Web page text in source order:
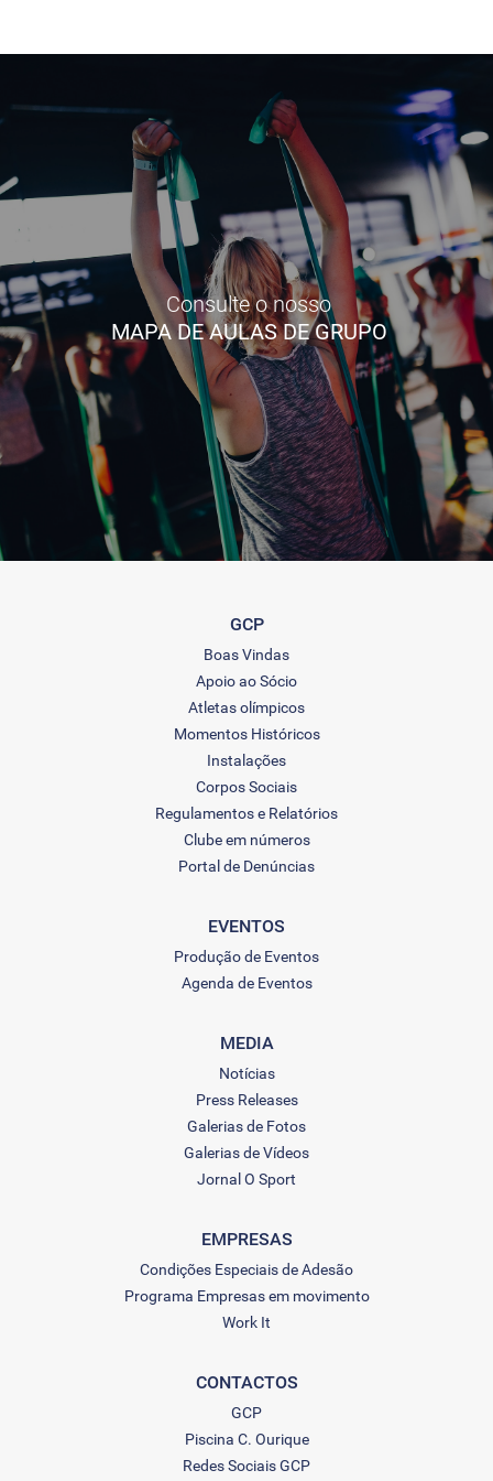
Consulte o nosso
MAPA DE AULAS DE GRUPO
GCP
Boas Vindas
Apoio ao Sócio
Atletas olímpicos
Momentos Históricos
Instalações
Corpos Sociais
Regulamentos e Relatórios
Clube em números
Portal de Denúncias
EVENTOS
Produção de Eventos
Agenda de Eventos
MEDIA
Notícias
Press Releases
Galerias de Fotos
Galerias de Vídeos
Jornal O Sport
EMPRESAS
Condições Especiais de Adesão
Programa Empresas em movimento
Work It
CONTACTOS
GCP
Piscina C. Ourique
Redes Sociais GCP